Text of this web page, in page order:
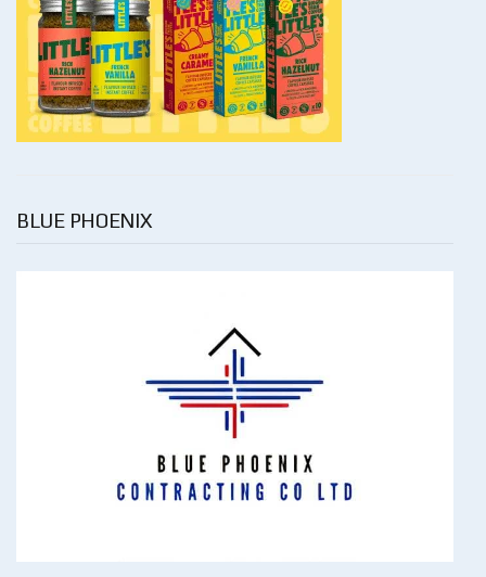
BLUE PHOENIX